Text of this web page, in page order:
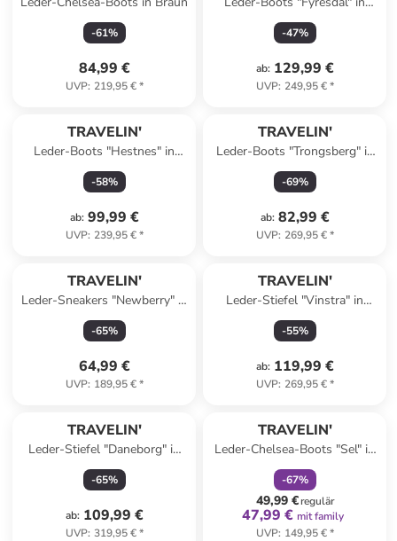
-61%
84,99 €
UVP: 219,95 €*
Hellbraun
-47%
ab: 129,99 €
UVP: 249,95 €*
TRAVELIN'
Leder-Boots "Hestnes" in
Schwarz
-58%
ab: 99,99 €
UVP: 239,95 €*
TRAVELIN'
Leder-Boots "Trongsberg" in
Schwarz
-69%
ab: 82,99 €
UVP: 269,95 €*
TRAVELIN'
Leder-Sneakers "Newberry" in
Hellbraun
-65%
64,99 €
UVP: 189,95 €*
TRAVELIN'
Leder-Stiefel "Vinstra" in
Schwarz
-55%
ab: 119,99 €
UVP: 269,95 €*
TRAVELIN'
Leder-Stiefel "Daneborg" in
Schwarz
-65%
ab: 109,99 €
UVP: 319,95 €*
TRAVELIN'
Leder-Chelsea-Boots "Sel" in
Schwarz
-67%
49,99 €regulär
47,99 € mit family
UVP: 149,95 €*